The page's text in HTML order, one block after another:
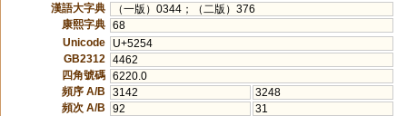
漢語大字典
（一版）0344；（二版）376
康熙字典 68
Unicode
U+5254
GB2312
4462
四角號碼 6220.0
頻序 A/B
3142
3248
頻次 A/B
92
31